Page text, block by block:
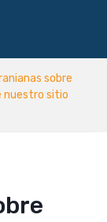
sobre
nuestro sitio